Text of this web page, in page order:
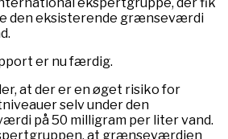
ekspertgruppe, der fik
den eksisterende grænseværdi
er nu færdig.
at der er en øget risiko for
selv under den
på 50 milligram per liter vand.
at grænseværdien